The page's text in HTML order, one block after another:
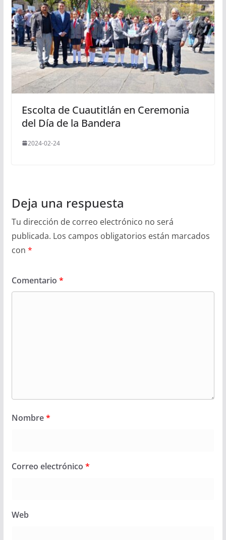
Escolta de Cuautitlán en Ceremonia
del Día de la Bandera
2024-02-24
Deja una respuesta
Tu dirección de correo electrónico no será
publicada. Los campos obligatorios están marcados
con *
Comentario *
Nombre*
Correo electrónico *
Web